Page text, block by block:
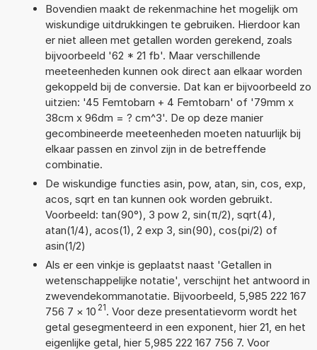
Bovendien maakt de rekenmachine het mogelijk om
wiskundige uitdrukkingen te gebruiken. Hierdoor kan
er niet alleen met getallen worden gerekend, zoals
bijvoorbeeld '62 * 21 fb'. Maar verschillende
meeteenheden kunnen ook direct aan elkaar worden
gekoppeld bij de conversie. Dat kan er bijvoorbeeld zo
uitzien: '45 Femtobarn + 4 Femtobarn' of '79mm x
38cm x 96dm = ? cm^3'. De op deze manier
gecombineerde meeteenheden moeten natuurlijk bij
elkaar passen en zinvol zijn in de betreffende
combinatie.
De wiskundige functies asin, pow, atan, sin, cos, exp,
acos, sqrt en tan kunnen ook worden gebruikt.
Voorbeeld: tan(90°), 3 pow 2, sin(π/2), sqrt(4),
atan(1/4), acos(1), 2 exp 3, sin(90), cos(pi/2) of
asin(1/2)
Als er een vinkje is geplaatst naast 'Getallen in
wetenschappelijke notatie', verschijnt het antwoord in
zwevendekommanotatie. Bijvoorbeeld, 5,985 222 167
756 7 × 10 21. Voor deze presentatievorm wordt het
getal gesegmenteerd in een exponent, hier 21, en het
eigenlijke getal, hier 5,985 222 167 756 7. Voor